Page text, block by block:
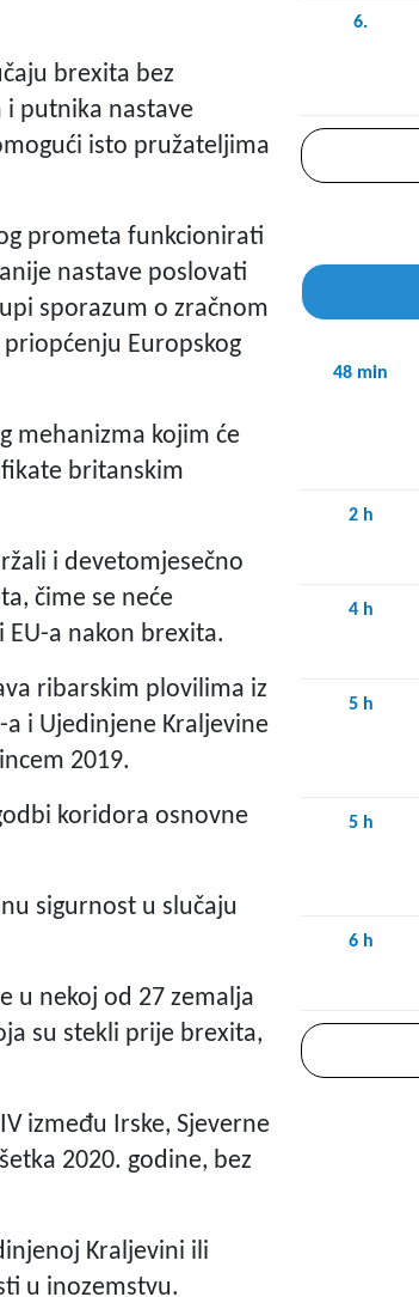
brexita bez
putnika nastave
isto pružateljima
prometa funkcionirati
nastave poslovati
sporazum o zračnom
Europskog
mehanizma kojim će
britanskim
i devetomjesečno
čime se neće
a nakon brexita.
ribarskim plovilima iz
i Ujedinjene Kraljevine
2019.
koridora osnovne
sigurnost u slučaju
u nekoj od 27 zemalja
su stekli prije brexita,
između Irske, Sjeverne
2020. godine, bez
Kraljevini ili
u inozemstvu.
6.
48 min
2 h
4 h
5 h
5 h
6 h